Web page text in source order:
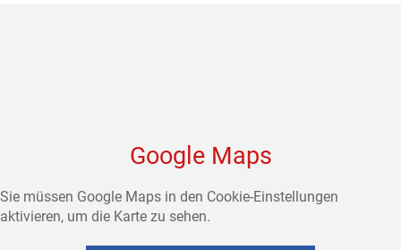
Google Maps
Sie müssen Google Maps in den Cookie-Einstellungen
aktivieren, um die Karte zu sehen.